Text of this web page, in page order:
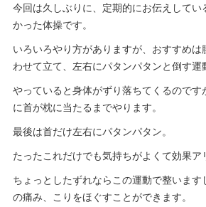
今回は久しぶりに、定期的にお伝えして
かった体操です。
いろいろやり方がありますが、おすすめ
わせて立て、左右にパタンパタンと倒す運
やっていると身体がずり落ちてくるのです
に首が枕に当たるまでやります。
最後は首だけ左右にパタンパタン。
たったこれだけでも気持ちがよくて効果ア
ちょっとしたずれならこの運動で整いま
の痛み、こりをほぐすことができます。